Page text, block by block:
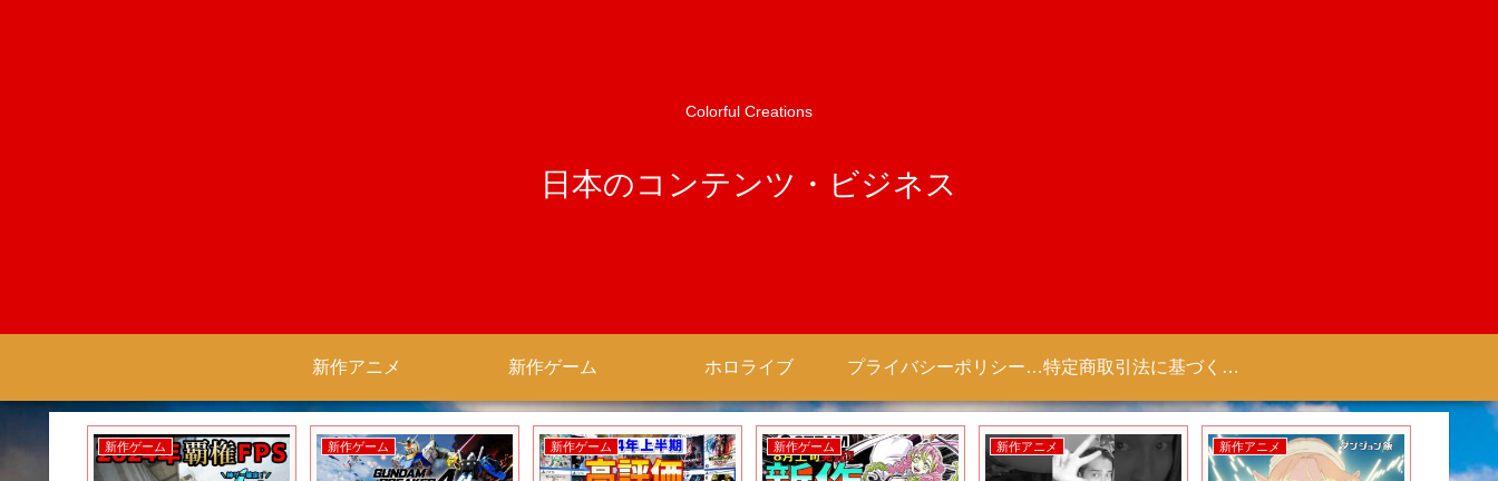
Colorful Creations
日本のコンテンツ・ビジネス
新作アニメ 新作ゲーム ホロライブ プライバシーポリシー 【Colorful Creation】 特定商取引法に基づく表記（商取引に関する開示）
メ 新作アニメ 新作ゲーム 新作ゲーム 新作アニメ 新作アニメ 新作ゲーム